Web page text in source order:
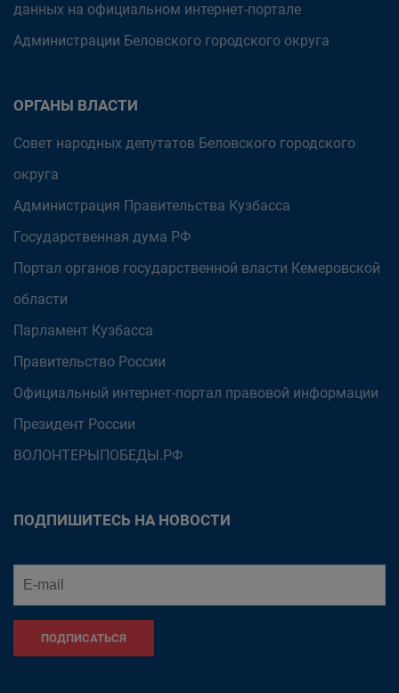
данных на официальном интернет-портале
Администрации Беловского городского округа
ОРГАНЫ ВЛАСТИ
Совет народных депутатов Беловского городского
округа
Администрация Правительства Кузбасса
Государственная дума РФ
Портал органов государственной власти Кемеровской
области
Парламент Кузбасса
Правительство России
Официальный интернет-портал правовой информации
Президент России
ВОЛОНТЕРЫПОБЕДЫ.РФ
ПОДПИШИТЕСЬ НА НОВОСТИ
ПОДПИСАТЬСЯ